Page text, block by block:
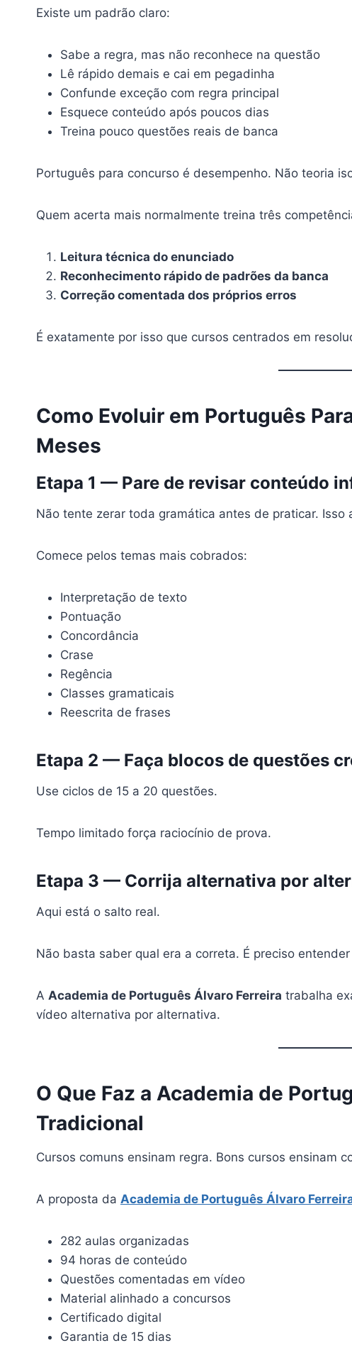
Existe um padrão claro:
Sabe a regra, mas não reconhece na questão
Lê rápido demais e cai em pegadinha
Confunde exceção com regra principal
Esquece conteúdo após poucos dias
Treina pouco questões reais de banca
Português para concurso é desempenho. Não teoria
Quem acerta mais normalmente treina três
Leitura técnica do enunciado
Reconhecimento rápido de padrões da banca
Correção comentada dos próprios erros
É exatamente por isso que cursos centrados em
Como Evoluir em Português
Meses
Etapa 1 — Pare de revisar conteúdo
Não tente zerar toda gramática antes de praticar. Isso
Comece pelos temas mais cobrados:
Interpretação de texto
Pontuação
Concordância
Crase
Regência
Classes gramaticais
Reescrita de frases
Etapa 2 — Faça blocos de questões
Use ciclos de 15 a 20 questões.
Tempo limitado força raciocínio de prova.
Etapa 3 — Corrija alternativa por
Aqui está o salto real.
Não basta saber qual era a correta. É preciso
A Academia de Português Álvaro Ferreira trabalha
vídeo alternativa por alternativa.
O Que Faz a Academia de
Tradicional
Cursos comuns ensinam regra. Bons cursos ensinam
A proposta da Academia de Português Álvaro
282 aulas organizadas
94 horas de conteúdo
Questões comentadas em vídeo
Material alinhado a concursos
Certificado digital
Garantia de 15 dias